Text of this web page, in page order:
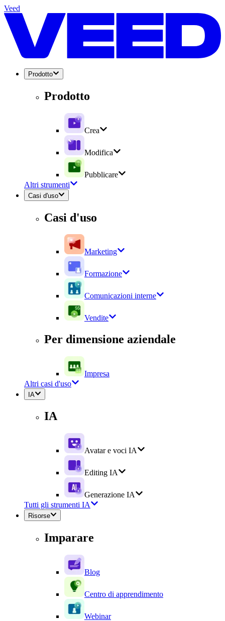
Veed
Prodotto
Prodotto
Crea
Modifica
Pubblicare
Altri strumenti
Casi d'uso
Casi d'uso
Marketing
Formazione
Comunicazioni interne
Vendite
Per dimensione aziendale
Impresa
Altri casi d'uso
IA
IA
Avatar e voci IA
Editing IA
Generazione IA
Tutti gli strumenti IA
Risorse
Imparare
Blog
Centro di apprendimento
Webinar